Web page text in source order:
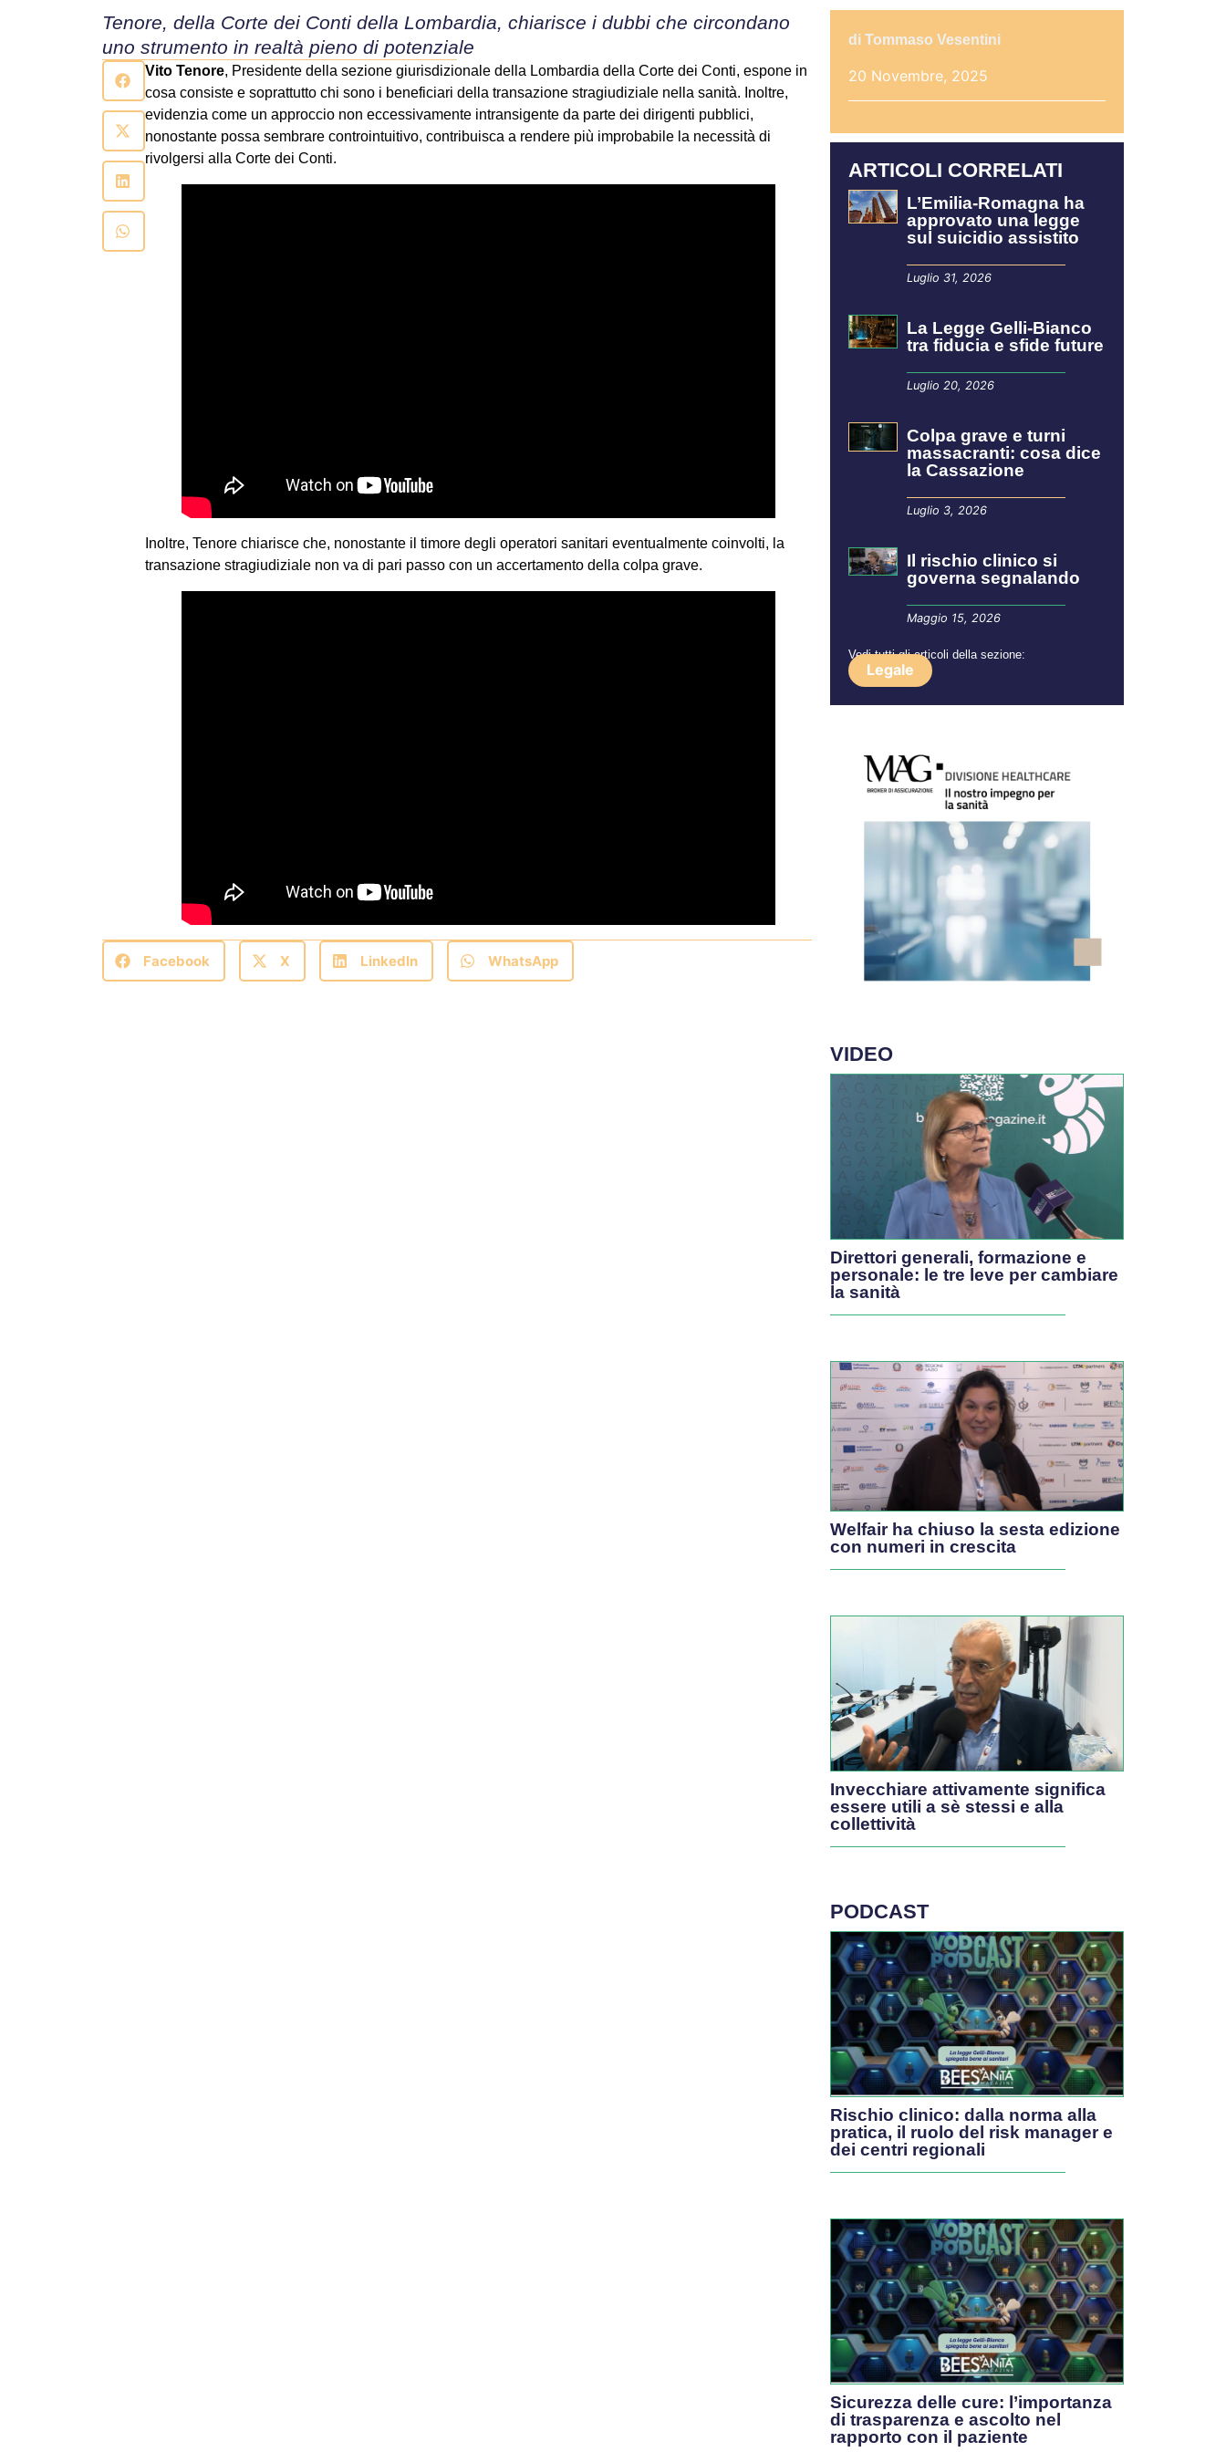
Tenore, della Corte dei Conti della Lombardia, chiarisce i dubbi che circondano
uno strumento in realtà pieno di potenziale
Vito Tenore, Presidente della sezione giurisdizionale della Lombardia della Corte dei Conti, espone in
cosa consiste e soprattutto chi sono i beneficiari della transazione stragiudiziale nella sanità. Inoltre,
evidenzia come un approccio non eccessivamente intransigente da parte dei dirigenti pubblici,
nonostante possa sembrare controintuitivo, contribuisca a rendere più improbabile la necessità di
rivolgersi alla Corte dei Conti.
Inoltre, Tenore chiarisce che, nonostante il timore degli operatori sanitari eventualmente coinvolti, la
transazione stragiudiziale non va di pari passo con un accertamento della colpa grave.
Facebook X LinkedIn WhatsApp
di Tommaso Vesentini
20 Novembre, 2025
ARTICOLI CORRELATI
L’Emilia-Romagna ha
approvato una legge
sul suicidio assistito
Luglio 31, 2026
La Legge Gelli-Bianco
tra fiducia e sfide future
Luglio 20, 2026
Colpa grave e turni
massacranti: cosa dice
la Cassazione
Luglio 3, 2026
Il rischio clinico si
governa segnalando
Maggio 15, 2026
Vedi tutti gli articoli della sezione:
Legale
VIDEO
Direttori generali, formazione e
personale: le tre leve per cambiare
la sanità
Welfair ha chiuso la sesta edizione
con numeri in crescita
Invecchiare attivamente significa
essere utili a sè stessi e alla
collettività
PODCAST
Rischio clinico: dalla norma alla
pratica, il ruolo del risk manager e
dei centri regionali
Sicurezza delle cure: l’importanza
di trasparenza e ascolto nel
rapporto con il paziente